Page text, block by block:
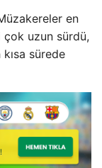
en
uzun sürdü,
sürede